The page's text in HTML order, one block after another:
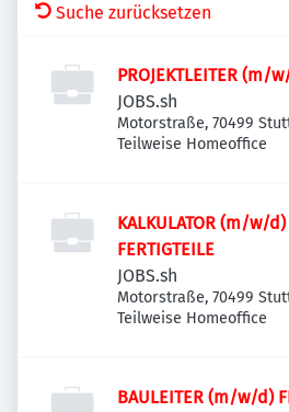
Suche zurücksetzen
PROJEKTLEITER (m/
JOBS.sh
Motorstraße, 70499
Teilweise Homeoffice
KALKULATOR (m/w/
FERTIGTEILE
JOBS.sh
Motorstraße, 70499
Teilweise Homeoffice
BAULEITER (m/w/d)